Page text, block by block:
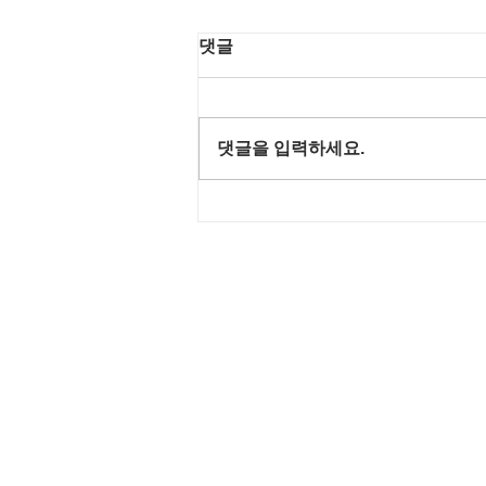
댓글
댓글을 입력하세요.